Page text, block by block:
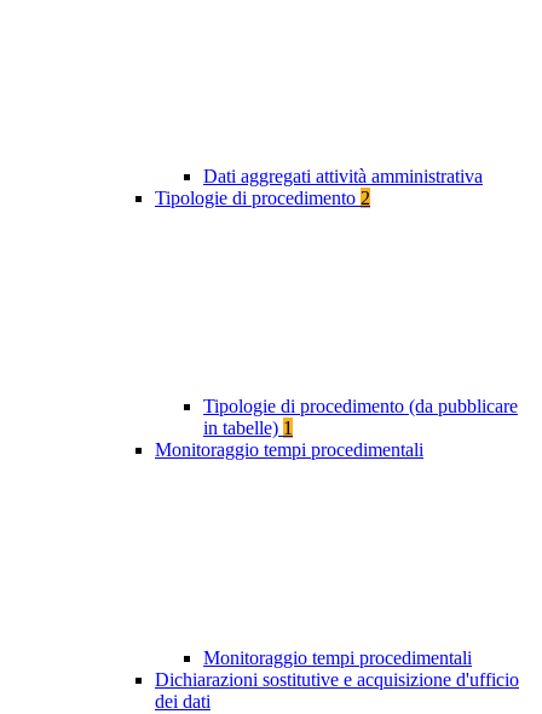
Dati aggregati attività amministrativa
Tipologie di procedimento 2
Tipologie di procedimento (da pubblicare
in tabelle) 1
Monitoraggio tempi procedimentali
Monitoraggio tempi procedimentali
Dichiarazioni sostitutive e acquisizione d'ufficio
dei dati